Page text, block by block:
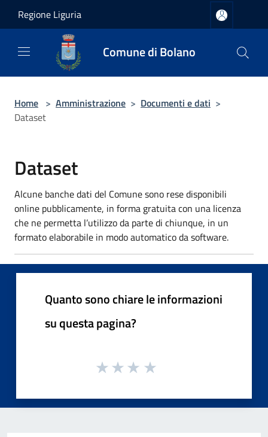
Regione Liguria
Comune di Bolano
Home > Amministrazione > Documenti e dati >
Dataset
Dataset
Alcune banche dati del Comune sono rese disponibili
online pubblicamente, in forma gratuita con una licenza
che ne permetta l’utilizzo da parte di chiunque, in un
formato elaborabile in modo automatico da software.
Quanto sono chiare le informazioni
su questa pagina?